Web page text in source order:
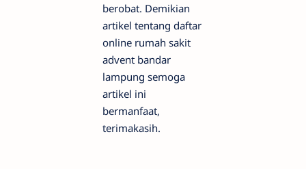
berobat. Demikian
artikel tentang daftar
online rumah sakit
advent bandar
lampung semoga
artikel ini
bermanfaat,
terimakasih.